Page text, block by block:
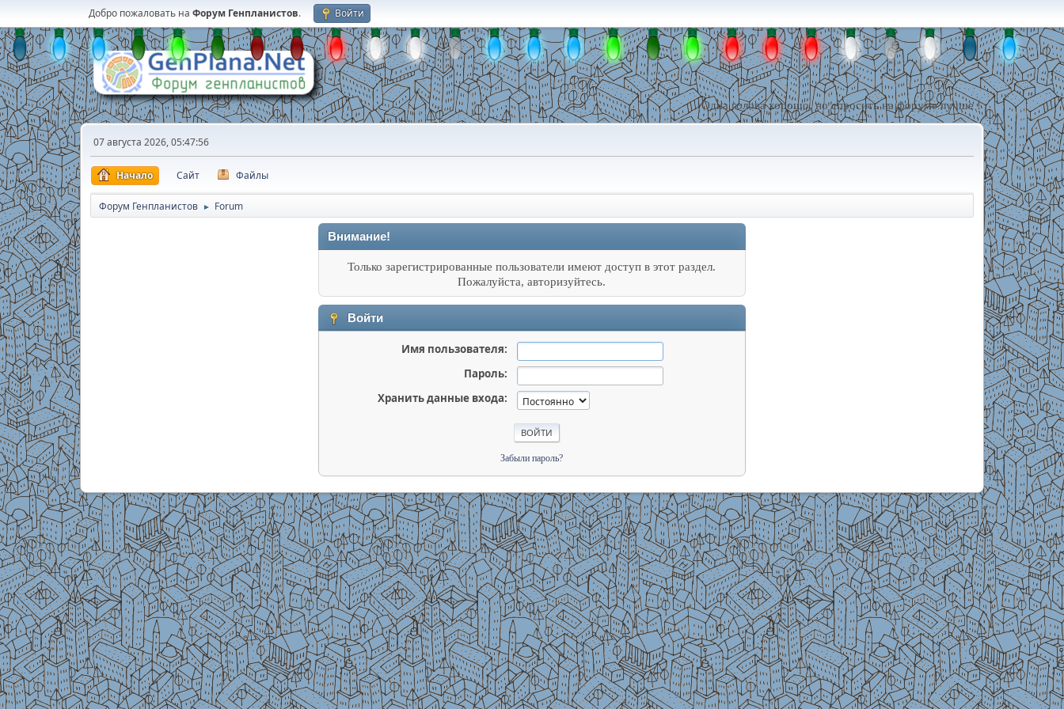
Добро пожаловать на Форум Генпланистов. Войти
Одна голова хорошо, но спросить на форуме лучше !
07 августа 2026, 05:47:56
Начало Сайт Файлы
Форум Генпланистов ► Forum
Внимание!
Только зарегистрированные пользователи имеют доступ в этот раздел.
Пожалуйста, авторизуйтесь.
Войти
Имя пользователя:
Пароль:
Хранить данные входа:
Забыли пароль?